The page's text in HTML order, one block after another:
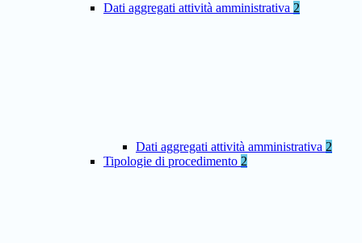
Dati aggregati attività amministrativa 2
Dati aggregati attività amministrativa 2
Tipologie di procedimento 2